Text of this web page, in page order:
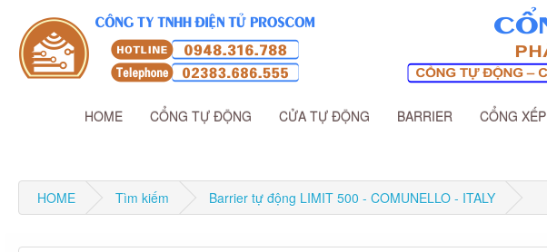
HOME CỔNG TỰ ĐỘNG CỬA TỰ ĐỘNG BARRIER CỔNG XẾP
HOME Tìm kiếm Barrier tự động LIMIT 500 - COMUNELLO - ITALY